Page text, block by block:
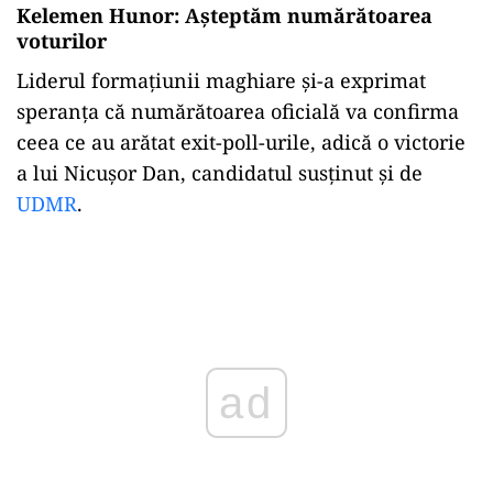
Kelemen Hunor: Așteptăm numărătoarea
voturilor
Liderul formaţiunii maghiare şi-a exprimat
speranţa că numărătoarea oficială va confirma
ceea ce au arătat exit-poll-urile, adică o victorie
a lui Nicuşor Dan, candidatul susţinut şi de
UDMR.